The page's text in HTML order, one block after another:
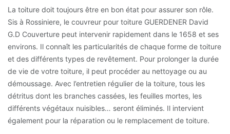
La toiture doit toujours être en bon état pour assurer son rôle.
Sis à Rossiniere, le couvreur pour toiture GUERDENER David
G.D Couverture peut intervenir rapidement dans le 1658 et ses
environs. Il connaît les particularités de chaque forme de toiture
et des différents types de revêtement. Pour prolonger la durée
de vie de votre toiture, il peut procéder au nettoyage ou au
démoussage. Avec l’entretien régulier de la toiture, tous les
détritus dont les branches cassées, les feuilles mortes, les
différents végétaux nuisibles… seront éliminés. Il intervient
également pour la réparation ou le remplacement de toiture.